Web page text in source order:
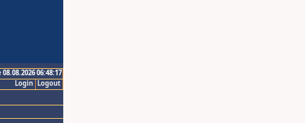
06:48:17
Logout
Login